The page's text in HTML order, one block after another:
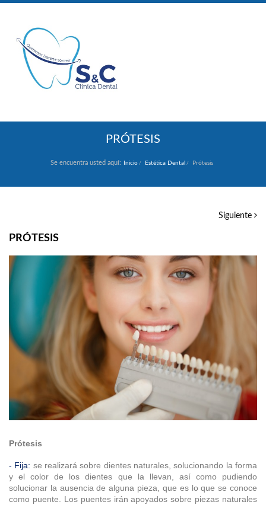
PRÓTESIS
Se encuentra usted aquí: Inicio Estética Dental Prótesis
Siguiente
PRÓTESIS
Prótesis
- Fija: se realizará sobre dientes naturales, solucionando la forma
y el color de los dientes que la llevan, así como pudiendo
solucionar la ausencia de alguna pieza, que es lo que se conoce
como puente. Los puentes irán apoyados sobre piezas naturales